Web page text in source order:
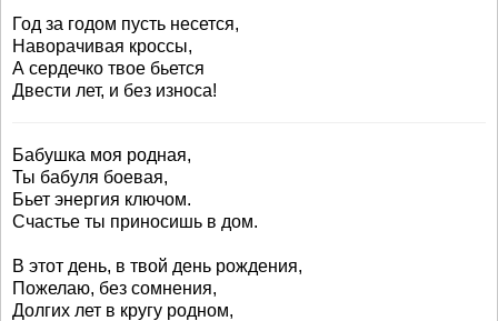
Год за годом пусть несется,
Наворачивая кроссы,
А сердечко твое бьется
Двести лет, и без износа!
Бабушка моя родная,
Ты бабуля боевая,
Бьет энергия ключом.
Счастье ты приносишь в дом.
В этот день, в твой день рождения,
Пожелаю, без сомнения,
Долгих лет в кругу родном,